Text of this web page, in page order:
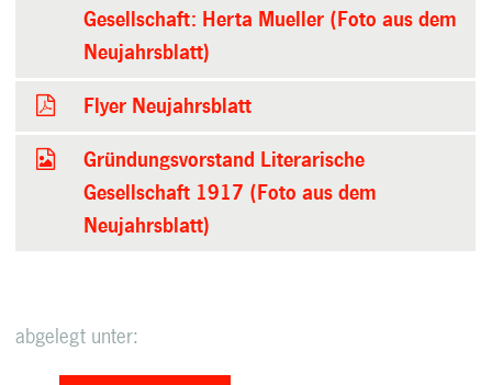
Gesellschaft: Herta Mueller (Foto aus dem
Neujahrsblatt)
Flyer Neujahrsblatt
Gründungsvorstand Literarische
Gesellschaft 1917 (Foto aus dem
Neujahrsblatt)
abgelegt unter: